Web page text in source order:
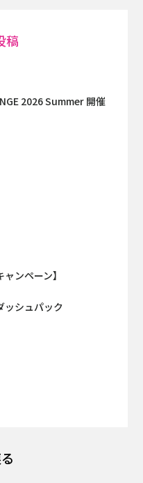
稿
2026 Summer 開催
ンペーン】
ッシュパック